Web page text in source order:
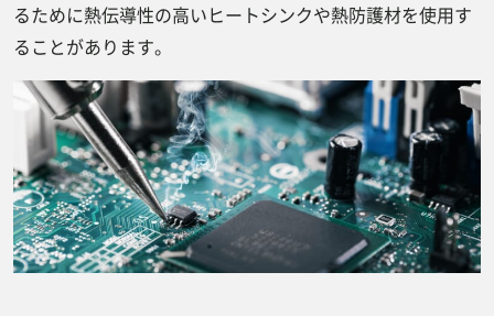
るために熱伝導性の高いヒートシンクや熱防護材を使用す
ることがあります。